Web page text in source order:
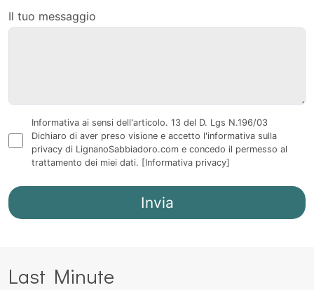
Il tuo messaggio
Informativa ai sensi dell'articolo. 13 del D. Lgs N.196/03
Dichiaro di aver preso visione e accetto l'informativa sulla
privacy di LignanoSabbiadoro.com e concedo il permesso al
trattamento dei miei dati. [Informativa privacy]
Last Minute